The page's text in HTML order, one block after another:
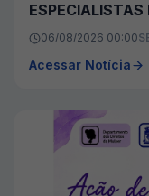
ESPECIALISTAS
06/08/2026 00:00
Acessar Notícia